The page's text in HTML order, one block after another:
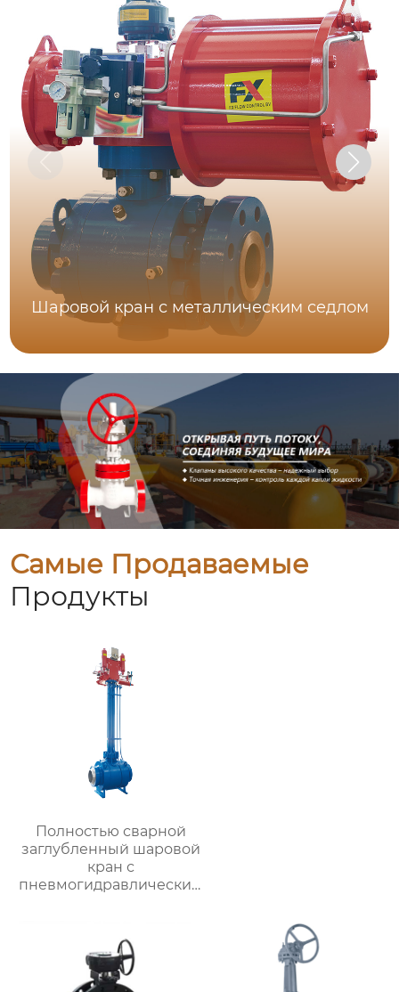
Шаровой кран с металлическим седлом
Самые Продаваемые
Продукты
Полностью сварной
заглубленный шаровой
кран с
пневмогидравлическим